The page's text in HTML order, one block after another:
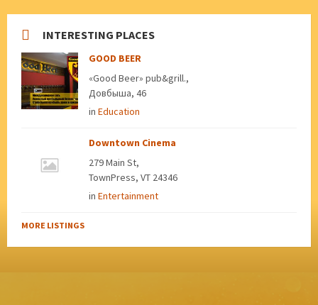
INTERESTING PLACES
GOOD BEER
«Good Beer» pub&grill.,
Довбыша, 46
in Education
Downtown Cinema
279 Main St,
TownPress, VT 24346
in Entertainment
MORE LISTINGS